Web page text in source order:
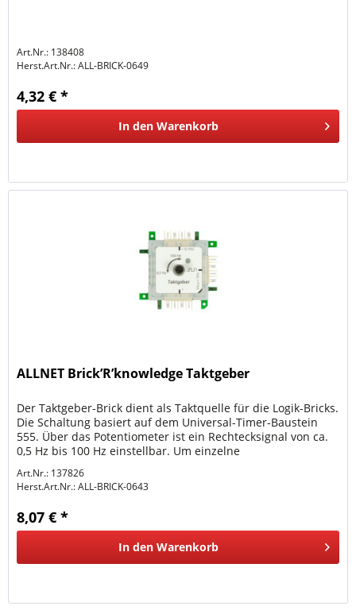
Art.Nr.: 138408
Herst.Art.Nr.:ALL-BRICK-0649
4,32 € *
In den Warenkorb
ALLNET Brick’R’knowledge Taktgeber
Der Taktgeber-Brick dient als Taktquelle für die Logik-Bricks.
Die Schaltung basiert auf dem Universal-Timer-Baustein
555. Über das Potentiometer ist ein Rechtecksignal von ca.
0,5 Hz bis 100 Hz einstellbar. Um einzelne
Art.Nr.: 137826
Herst.Art.Nr.:ALL-BRICK-0643
8,07 € *
In den Warenkorb